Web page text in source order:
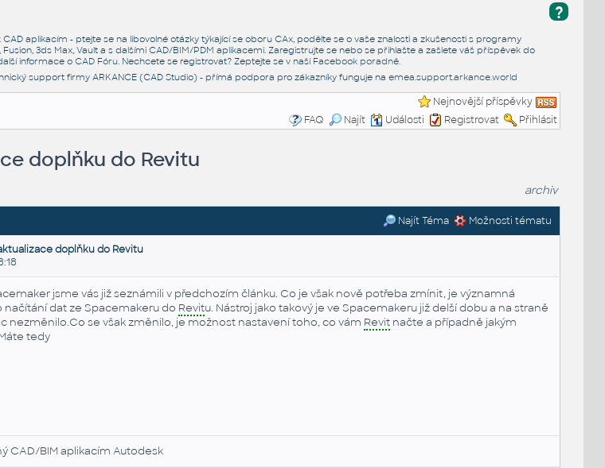
?
aplikacím - ptejte se na libovolné otázky týkající se oboru CAx, podělte se o vaše znalosti a zkušenosti s programy
Fusion, 3ds Max, Vault a s dalšími CAD/BIM/PDM aplikacemi. Zaregistrujte se nebo se přihlašte a zašlete váš příspěvek do
informace o CAD Fóru. Nechcete se registrovat? Zeptejte se v naší Facebook poradně.
support firmy ARKANCE (CAD Studio) - přímá podpora pro zákazníky funguje na emea.support.arkance.world
Nejnovější příspěvky
FAQ
Najít Události Registrovat Přihlásit
doplňku do Revitu
archiv
Najít Téma Možnosti tématu
aktualizace doplňku do Revitu
jsme vás již seznámili v předchozím článku. Co je však nově potřeba zmínit, je významná
načítání dat ze Spacemakeru do Revitu. Nástroj jako takový je ve Spacemakeru již delší dobu a na straně
nezměnilo.Co se však změnilo, je možnost nastavení toho, co vám Revitnačte a případně jakým
tedy
CAD/BIM aplikacím Autodesk